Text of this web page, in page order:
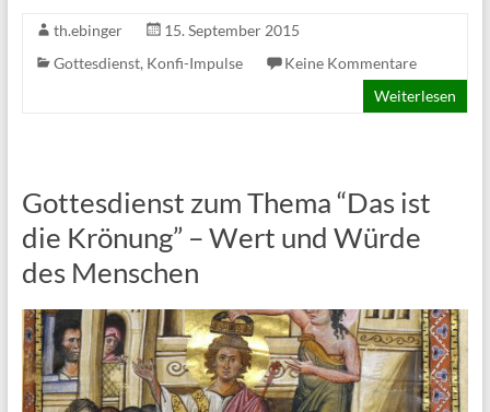
th.ebinger
15. September 2015
Gottesdienst, Konfi-Impulse
Keine Kommentare
Weiterlesen
Gottesdienst zum Thema “Das ist
die Krönung” – Wert und Würde
des Menschen